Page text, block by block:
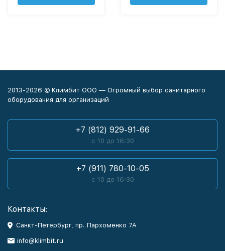
2013-2026 © Климбит ООО — Огромный выбор санитарного
оборудования для организаций
+7 (812) 929-91-66
с 10 до 16:30
+7 (911) 780-10-05
с 10 до 16:30
Контакты:
Санкт-Петербург, пр. Пархоменко 7А
info@klimbit.ru